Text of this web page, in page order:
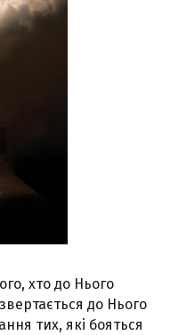
хто до Нього
до Нього
тих, які бояться